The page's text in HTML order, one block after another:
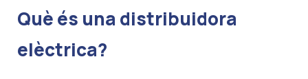
Què és una distribuidora
elèctrica?